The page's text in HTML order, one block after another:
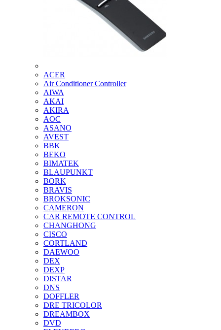
ACER
Air Conditioner Controller
AIWA
AKAI
AKIRA
AOC
ASANO
AVEST
BBK
BEKO
BIMATEK
BLAUPUNKT
BORK
BRAVIS
BROKSONIC
CAMERON
CAR REMOTE CONTROL
CHANGHONG
CISCO
CORTLAND
DAEWOO
DEX
DEXP
DISTAR
DNS
DOFFLER
DRE TRICOLOR
DREAMBOX
DVD